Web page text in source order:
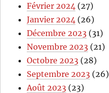
Février 2024 (27)
Janvier 2024 (26)
Décembre 2023 (31)
Novembre 2023 (21)
Octobre 2023 (28)
Septembre 2023 (26)
Août 2023 (23)